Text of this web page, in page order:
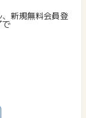
新規無料会員登
で